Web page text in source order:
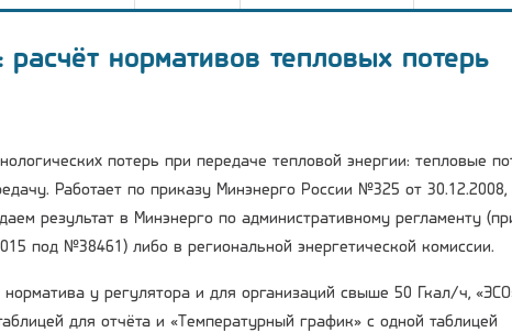
нормативов тепловых потерь
потерь при передаче тепловой энергии: тепловые
Работает по приказу Минэнерго России №325 от 30.12.2008,
результат в Минэнерго по административному регламенту
под №38461) либо в региональной энергетической комиссии.
у регулятора и для организаций свыше 50 Гкал/ч,
для отчёта и «Температурный график» с одной таблицей